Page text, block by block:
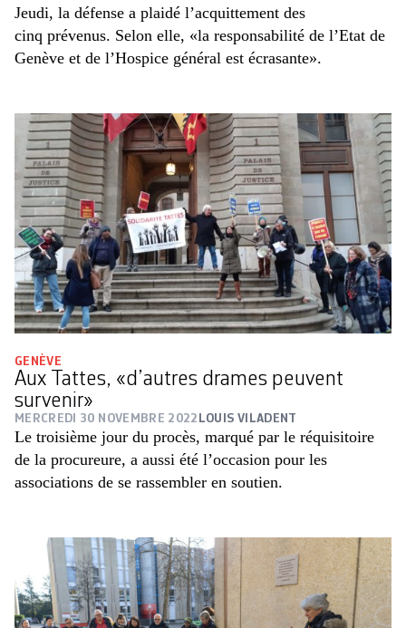
Jeudi, la défense a plaidé l’acquittement des
cinq prévenus. Selon elle, «la responsabilité de l’Etat de
Genève et de l’Hospice général est écrasante».
GENÈVE
Aux Tattes, «d’autres drames peuvent
survenir»
MERCREDI 30 NOVEMBRE 2022 LOUIS VILADENT
Le troisième jour du procès, marqué par le réquisitoire
de la procureure, a aussi été l’occasion pour les
associations de se rassembler en soutien.